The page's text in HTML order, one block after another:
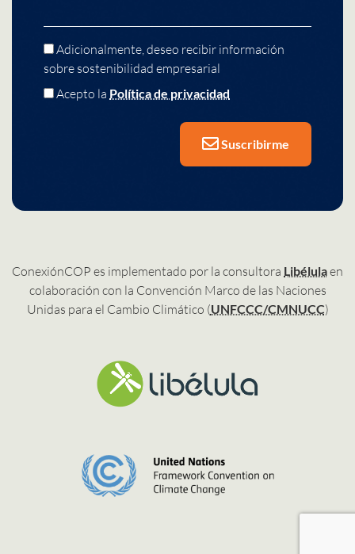
Adicionalmente, deseo recibir información
sobre sostenibilidad empresarial
Acepto la Política de privacidad
Suscribirme
ConexiónCOP es implementado por la consultora Libélulaen
colaboración con la Convención Marco de las Naciones
Unidas para el Cambio Climático (UNFCCC/CMNUCC)